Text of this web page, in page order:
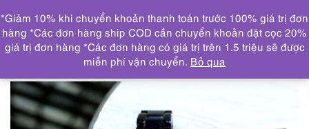
DANH MỤC
Trang chủ ĐỒNG HỒ
1847-Đồng hồ nam/nữ-Ed Hardy
men/women’s watch-Như mới/Chưa sử dụng
*Giảm 10% khi chuyển khoản thanh toán trước 100% giá trị đơn
hàng *Các đơn hàng ship COD cần chuyển khoản đặt cọc 20%
giá trị đơn hàng *Các đơn hàng có giá trị trên 1.5 triệu sẽ được
miễn phí vận chuyển. Bỏ qua